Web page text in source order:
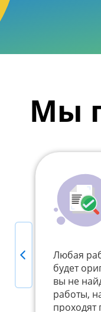
Мы
PreviousЛюбая
будет
вы не
работы,
проходят